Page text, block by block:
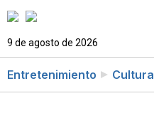
9 de agosto de 2026
Entretenimiento Cultura